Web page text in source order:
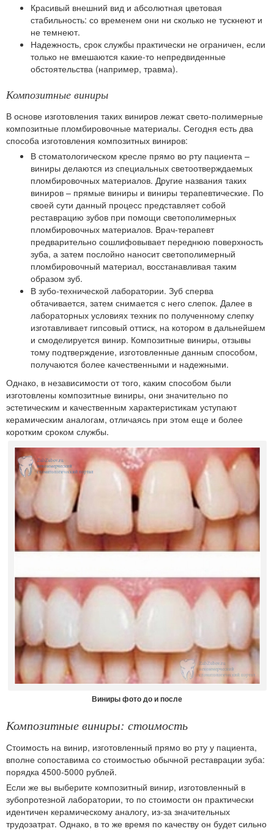
Красивый внешний вид и абсолютная цветовая
стабильность: со временем они ни сколько не тускнеют и
не темнеют.
Надежность, срок службы практически не ограничен, если
только не вмешаются какие-то непредвиденные
обстоятельства (например, травма).
Композитные виниры
В основе изготовления таких виниров лежат свето-полимерные
композитные пломбировочные материалы. Сегодня есть два
способа изготовления композитных виниров:
В стоматологическом кресле прямо во рту пациента –
виниры делаются из специальных светоотверждаемых
пломбировочных материалов. Другие названия таких
виниров – прямые виниры и виниры терапевтические. По
своей сути данный процесс представляет собой
реставрацию зубов при помощи светополимерных
пломбировочных материалов. Врач-терапевт
предварительно сошлифовывает переднюю поверхность
зуба, а затем послойно наносит светополимерный
пломбировочный материал, восстанавливая таким
образом зуб.
В зубо-технической лаборатории. Зуб сперва
обтачивается, затем снимается с него слепок. Далее в
лабораторных условиях техник по полученному слепку
изготавливает гипсовый оттиск, на котором в дальнейшем
и смоделируется винир. Композитные виниры, отзывы
тому подтверждение, изготовленные данным способом,
получаются более качественными и надежными.
Однако, в независимости от того, каким способом были
изготовлены композитные виниры, они значительно по
эстетическим и качественным характеристикам уступают
керамическим аналогам, отличаясь при этом еще и более
коротким сроком службы.
Виниры фото до и после
Композитные виниры: стоимость
Стоимость на винир, изготовленный прямо во рту у пациента,
вполне сопоставима со стоимостью обычной реставрации зуба:
порядка 4500-5000 рублей.
Если же вы выберите композитный винир, изготовленный в
зубопротезной лаборатории, то по стоимости он практически
идентичен керамическому аналогу, из-за значительных
трудозатрат. Однако, в то же время по качеству он будет сильно